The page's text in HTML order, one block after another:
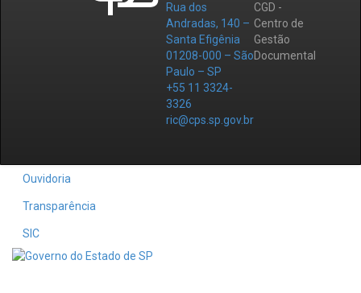
Rua dos
Andradas, 140 –
Santa Efigênia
01208-000 – São
Paulo – SP
+55 11 3324-
3326
ric@cps.sp.gov.br
CGD -
Centro de
Gestão
Documental
Ouvidoria
Transparência
SIC